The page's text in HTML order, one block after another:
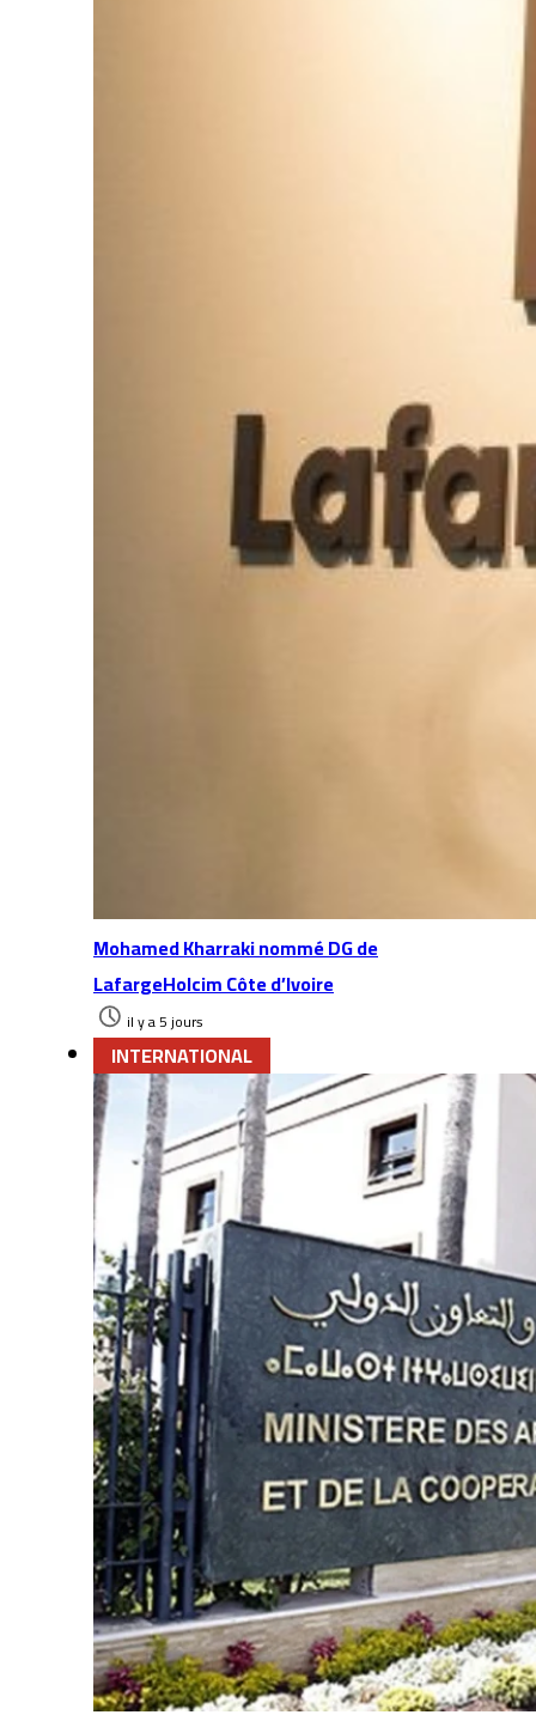
Mohamed Kharraki nommé DG de
LafargeHolcim Côte d’Ivoire
il y a 5 jours
INTERNATIONAL